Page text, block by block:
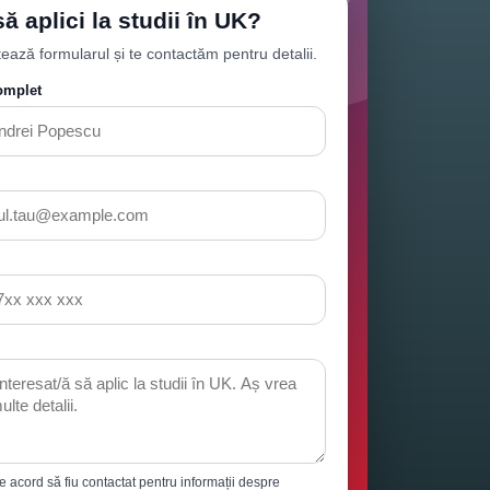
URMARESTE-NE
Protectia Consumatorilor
A.N.P.C.
aplici la studii în UK?
formularul și te contactăm pentru detalii.
acord să fiu contactat pentru informații despre